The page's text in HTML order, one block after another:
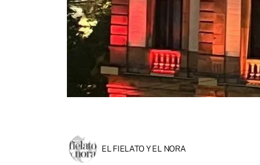
EL FIELATO Y EL NORA